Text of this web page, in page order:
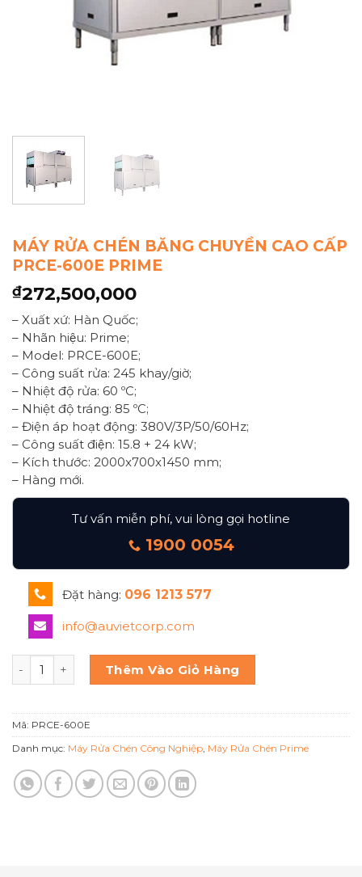
MÁY RỬA CHÉN BĂNG CHUYỀN CAO CẤP
PRCE-600E PRIME
₫272,500,000
– Xuất xứ: Hàn Quốc;
– Nhãn hiệu: Prime;
– Model: PRCE-600E;
– Công suất rửa: 245 khay/giờ;
– Nhiệt độ rửa: 60 ºC;
– Nhiệt độ tráng: 85 ºC;
– Điện áp hoạt động: 380V/3P/50/60Hz;
– Công suất điện: 15.8 + 24 kW;
– Kích thước: 2000x700x1450 mm;
– Hàng mới.
Tư vấn miễn phí, vui lòng gọi hotline
1900 0054
Đặt hàng: 096 1213 577
info@auvietcorp.com
MÁY RỬA CHÉN BĂNG CHUYỀN CAO CẤP PRCE-600E
Thêm Vào Giỏ Hàng
Mã: PRCE-600E
Danh mục: Máy Rửa Chén Công Nghiệp Máy Rửa Chén Prime